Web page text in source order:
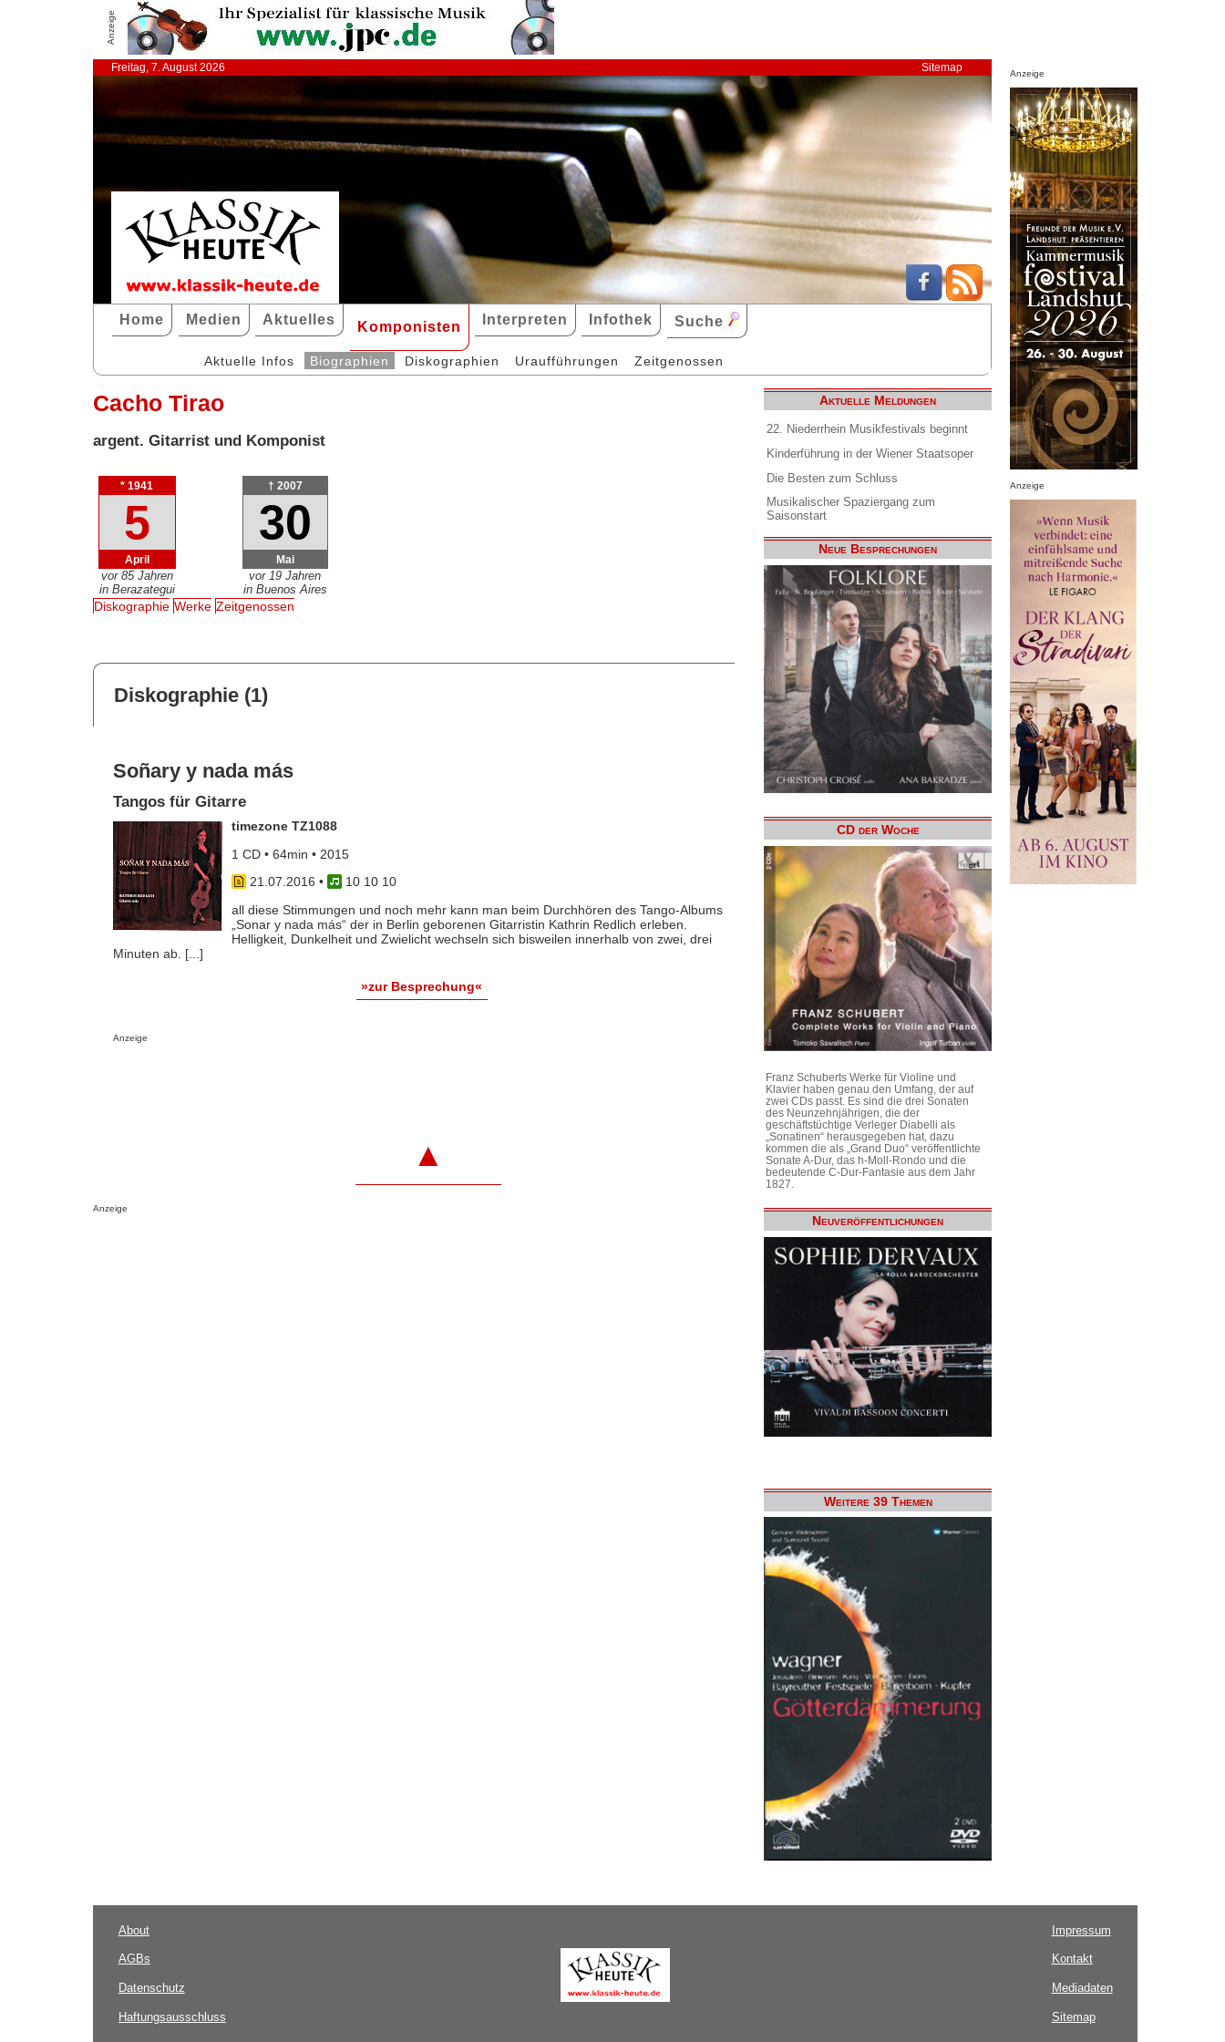
Anzeige
Freitag, 7. August 2026 Sitemap
Home Medien Aktuelles Komponisten Interpreten Infothek Suche
Aktuelle Infos Biographien Diskographien Uraufführungen Zeitgenossen
Cacho Tirao
argent. Gitarrist und Komponist
* 1941
5
April
vor 85 Jahren
in Berazategui
† 2007
30
Mai
vor 19 Jahren
in Buenos Aires
Diskographie Werke Zeitgenossen
Diskographie (1)
Soñary y nada más
Tangos für Gitarre
timezone TZ1088
1 CD • 64min • 2015
21.07.2016 •
10 10 10
all diese Stimmungen und noch mehr kann man beim Durchhören des Tango-Albums
„Sonar y nada más“ der in Berlin geborenen Gitarristin Kathrin Redlich erleben.
Helligkeit, Dunkelheit und Zwielicht wechseln sich bisweilen innerhalb von zwei, drei
Minuten ab. [...]
»zur Besprechung«
Anzeige
▲
Anzeige
Aktuelle Meldungen
22. Niederrhein Musikfestivals beginnt
Kinderführung in der Wiener Staatsoper
Die Besten zum Schluss
Musikalischer Spaziergang zum
Saisonstart
Neue Besprechungen
CD der Woche
Franz Schuberts Werke für Violine und
Klavier haben genau den Umfang, der auf
zwei CDs passt. Es sind die drei Sonaten
des Neunzehnjährigen, die der
geschäftstüchtige Verleger Diabelli als
„Sonatinen“ herausgegeben hat, dazu
kommen die als „Grand Duo“ veröffentlichte
Sonate A-Dur, das h-Moll-Rondo und die
bedeutende C-Dur-Fantasie aus dem Jahr
1827.
Neuveröffentlichungen
Weitere 39 Themen
Anzeige
Anzeige
About
AGBs
Datenschutz
Haftungsausschluss
Impressum
Kontakt
Mediadaten
Sitemap